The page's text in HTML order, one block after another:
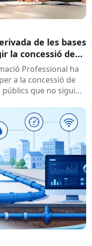
de les bases
la concessió de
per al
de formació i
2027
Professional ha
a la concessió de
que no siguin